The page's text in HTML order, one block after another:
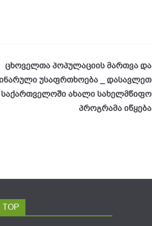
ცხოველთა პოპულაციის მართვა და
უსაფრთხოება _ დასავლეთ
საქართველოში ახალი სახელმწიფო
პროგრამა იწყება
TOP